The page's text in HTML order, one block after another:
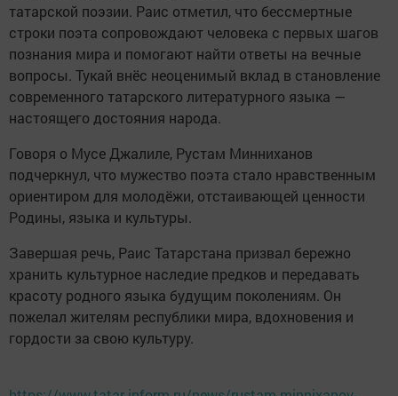
татарской поэзии. Раис отметил, что бессмертные
строки поэта сопровождают человека с первых шагов
познания мира и помогают найти ответы на вечные
вопросы. Тукай внёс неоценимый вклад в становление
современного татарского литературного языка —
настоящего достояния народа.
Говоря о Мусе Джалиле, Рустам Минниханов
подчеркнул, что мужество поэта стало нравственным
ориентиром для молодёжи, отстаивающей ценности
Родины, языка и культуры.
Завершая речь, Раис Татарстана призвал бережно
хранить культурное наследие предков и передавать
красоту родного языка будущим поколениям. Он
пожелал жителям республики мира, вдохновения и
гордости за свою культуру.